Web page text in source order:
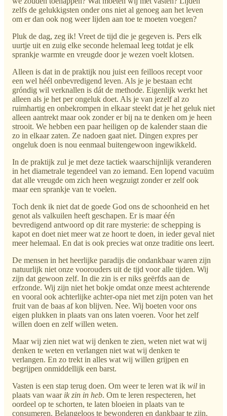
zelfs de gelukkigsten onder ons niet al genoeg aan het leven
om er dan ook nog weer lijden aan toe te moeten voegen?
Pluk de dag, zeg ik! Vreet de tijd die je gegeven is. Pers elk
uurtje uit en zuig elke seconde helemaal leeg totdat je elk
sprankje warmte en vreugde door je wezen voelt klotsen.
Alleen is dat in de praktijk nou juist een feilloos recept voor
een wel héél onbevredigend leven. Als je je bestaan echt
gróndig wil verknallen is dát de methode. Eigenlijk werkt het
alleen als je het per ongeluk doet. Als je van jezelf al zo
ruimhartig en onbekrompen in elkaar steekt dat je het geluk niet
alleen aantrekt maar ook zonder er bij na te denken om je heen
strooit. We hebben een paar heiligen op de kalender staan die
zo in elkaar zaten. Ze nadoen gaat niet. Dingen expres per
ongeluk doen is nou eenmaal buitengewoon ingewikkeld.
In de praktijk zul je met deze tactiek waarschijnlijk veranderen
in het diametrale tegendeel van zo iemand. Een lopend vacuüm
dat alle vreugde om zich heen wegzuigt zonder er zelf ook
maar een sprankje van te voelen.
Toch denk ik niet dat de goede God ons de schoonheid en het
genot als valkuilen heeft geschapen. Er is maar één
bevredigend antwoord op dit rare mysterie: de schepping is
kapot en doet niet meer wat ze hoort te doen, in ieder geval niet
meer helemaal. En dat is ook precies wat onze traditie ons leert.
De mensen in het heerlijke paradijs die ondankbaar waren zijn
natuurlijk niet onze voorouders uit de tijd voor alle tijden. Wij
zijn dat gewoon zelf. In die zin is er niks geërfds aan de
erfzonde. Wij zijn niet het bokje omdat onze meest achterende
en vooral ook achterlijke achter-opa niet met zijn poten van het
fruit van de baas af kon blijven. Nee. Wij boeten voor ons
eigen plukken in plaats van ons laten voeren. Voor het zelf
willen doen en zelf willen weten.
Maar wij zien niet wat wij denken te zien, weten niet wat wij
denken te weten en verlangen niet wat wij denken te
verlangen. En zo trekt in alles wat wij willen grijpen en
begrijpen onmiddellijk een barst.
Vasten is een stap terug doen. Om weer te leren wat ik wil in
plaats van waar ik zin in heb. Om te leren respecteren, het
oordeel op te schorten, te laten bloeien in plaats van te
consumeren. Belangeloos te bewonderen en dankbaar te zijn.